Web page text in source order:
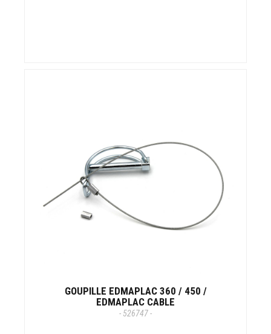
GOUPILLE EDMAPLAC 360 / 450 /
EDMAPLAC CABLE
- 526747 -